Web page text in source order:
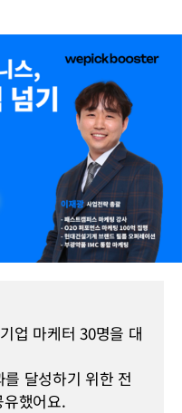
업 마케터 30명을 대
달성하기 위한 전
했어요.